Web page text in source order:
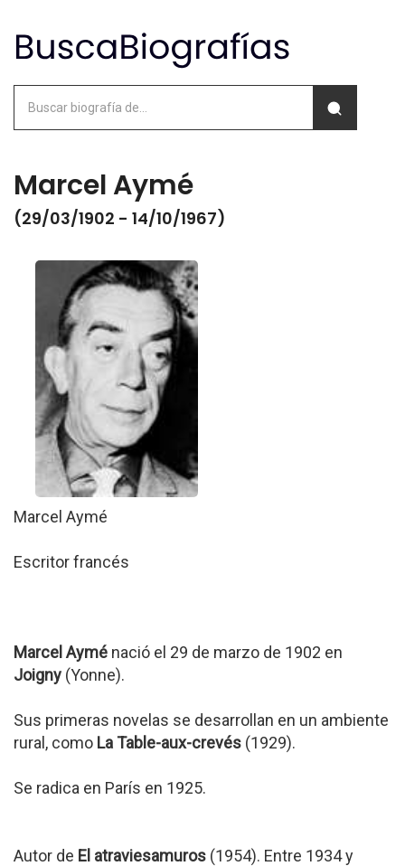
Marcel Aymé
(29/03/1902 - 14/10/1967)
Marcel Aymé
Escritor francés
Marcel Aymé nació el 29 de marzo de 1902 en
Joigny (Yonne).
Sus primeras novelas se desarrollan en un ambiente
rural, como La Table-aux-crevés (1929).
Se radica en París en 1925.
Autor de El atraviesamuros (1954). Entre 1934 y